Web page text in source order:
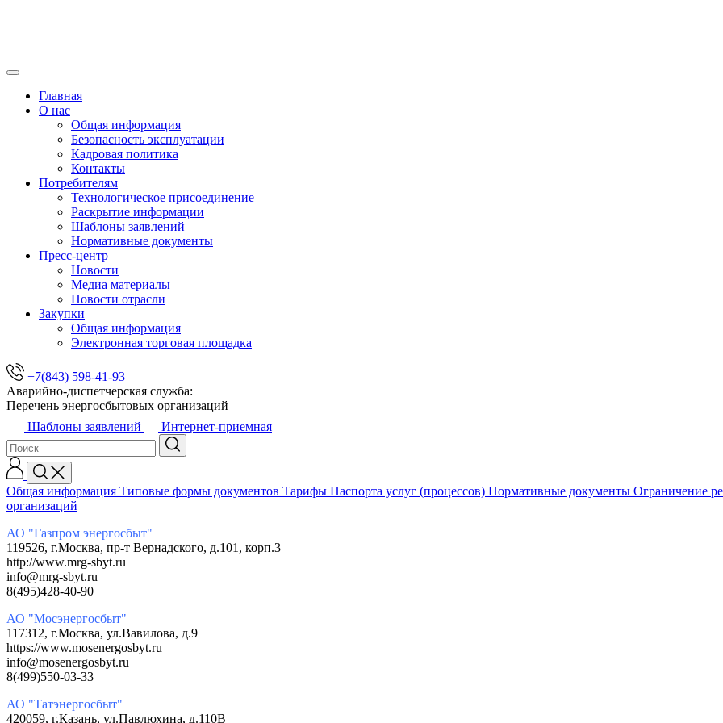
Главная
О нас
Общая информация
Безопасность эксплуатации
Кадровая политика
Контакты
Потребителям
Технологическое присоединение
Раскрытие информации
Шаблоны заявлений
Нормативные документы
Пресс-центр
Новости
Медиа материалы
Новости отрасли
Закупки
Общая информация
Электронная торговая площадка
+7(843) 598-41-93
Аварийно-диспетчерская служба:
Перечень энергосбытовых организаций
Шаблоны заявлений
Интернет-приемная
Общая информация Типовые формы документов Тарифы Паспорта услуг (процессов) Нормативные документы Ограничение
организаций
АО "Газпром энергосбыт"
119526, г.Москва, пр-т Вернадского, д.101, корп.3
http://www.mrg-sbyt.ru
info@mrg-sbyt.ru
8(495)428-40-90
АО "Мосэнергосбыт"
117312, г.Москва, ул.Вавилова, д.9
https://www.mosenergosbyt.ru
info@mosenergosbyt.ru
8(499)550-03-33
АО "Татэнергосбыт"
420059, г.Казань, ул.Павлюхина, д.110В